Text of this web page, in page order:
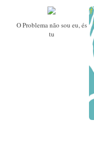
O Problema não sou eu, és
tu